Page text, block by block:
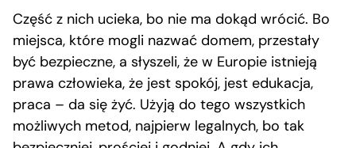
Część z nich ucieka, bo nie ma dokąd wrócić. Bo
miejsca, które mogli nazwać domem, przestały
być bezpieczne, a słyszeli, że w Europie istnieją
prawa człowieka, że jest spokój, jest edukacja,
praca – da się żyć. Użyją do tego wszystkich
możliwych metod, najpierw legalnych, bo tak